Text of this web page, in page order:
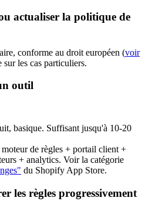
actualiser la politique de
conforme au droit européen (voir
sur les cas particuliers.
outil
basique. Suffisant jusqu'à 10-20
moteur de règles + portail client +
+ analytics. Voir la catégorie
du Shopify App Store.
les règles progressivement